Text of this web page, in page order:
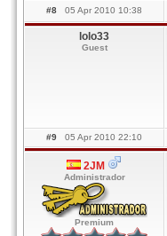
#8 05 Apr 2010 10:38
lolo33
Guest
#9 05 Apr 2010 22:10
2JM
Administrador
Premium